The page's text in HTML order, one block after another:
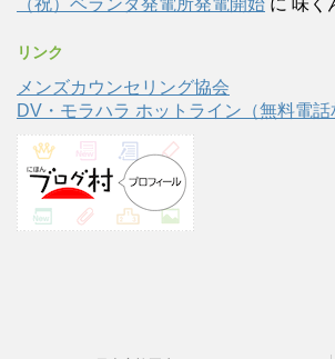
リンク
メンズカウンセリング協会
DV・モラハラ ホットライン（無料電話